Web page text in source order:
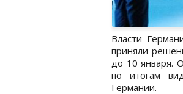
Власти
приняли
до 10 января.
по итогам
Германии.